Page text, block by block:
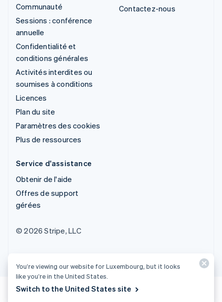
Communauté
Sessions : conférence
annuelle
Confidentialité et
conditions générales
Activités interdites ou
soumises à conditions
Licences
Plan du site
Paramètres des cookies
Plus de ressources
Contactez-nous
Service d'assistance
Obtenir de l'aide
Offres de support
gérées
© 2026 Stripe, LLC
You’re viewing our website for Luxembourg, but it looks
like you’re in the United States.
Switch to the United States site